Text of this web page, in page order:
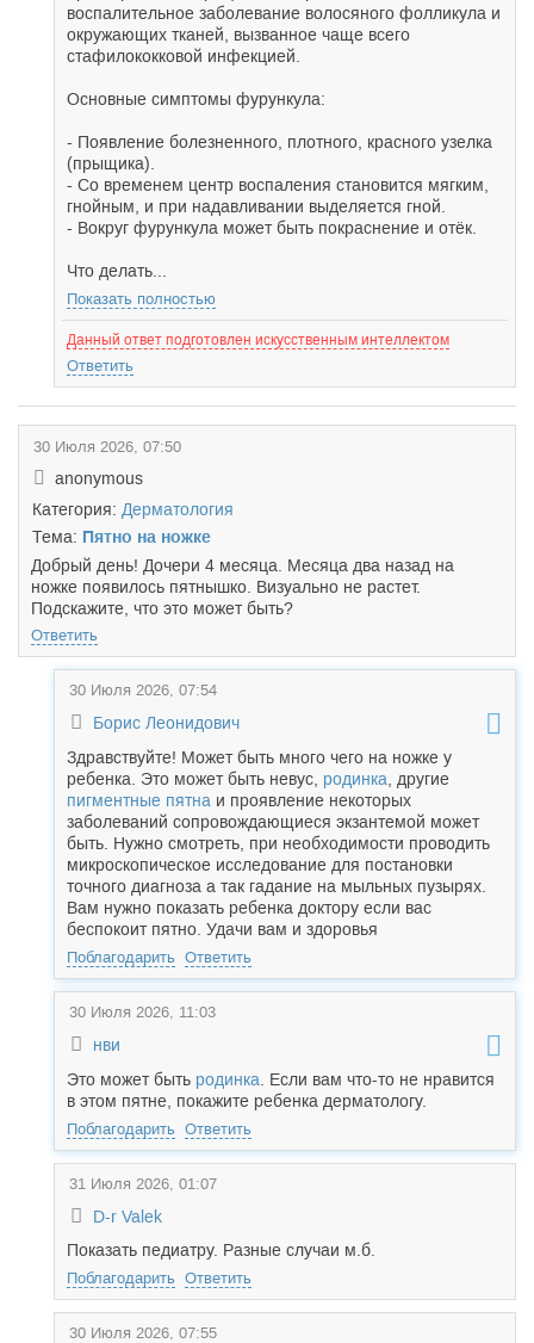
воспалительное заболевание волосяного фолликула и
окружающих тканей, вызванное чаще всего
стафилококковой инфекцией.
Основные симптомы фурункула:
- Появление болезненного, плотного, красного узелка
(прыщика).
- Со временем центр воспаления становится мягким,
гнойным, и при надавливании выделяется гной.
- Вокруг фурункула может быть покраснение и отёк.
Что делать...
Показать полностью
Данный ответ подготовлен искусственным интеллектом
Ответить
30 Июля 2026, 07:50
anonymous
Категория: Дерматология
Тема: Пятно на ножке
Добрый день! Дочери 4 месяца. Месяца два назад на
ножке появилось пятнышко. Визуально не растет.
Подскажите, что это может быть?
Ответить
30 Июля 2026, 07:54
Борис Леонидович
Здравствуйте! Может быть много чего на ножке у
ребенка. Это может быть невус, родинка , другие
пигментные пятна и проявление некоторых
заболеваний сопровождающиеся экзантемой может
быть. Нужно смотреть, при необходимости проводить
микроскопическое исследование для постановки
точного диагноза а так гадание на мыльных пузырях.
Вам нужно показать ребенка доктору если вас
беспокоит пятно. Удачи вам и здоровья
Поблагодарить Ответить
30 Июля 2026, 11:03
нви
Это может быть родинка . Если вам что-то не нравится
в этом пятне, покажите ребенка дерматологу.
Поблагодарить Ответить
31 Июля 2026, 01:07
D-r Valek
Показать педиатру. Разные случаи м.б.
Поблагодарить Ответить
30 Июля 2026, 07:55